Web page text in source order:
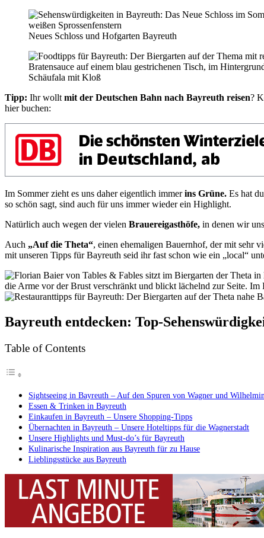
Neues Schloss und Hofgarten Bayreuth
Schäufala mit Kloß
Tipp: Ihr wollt mit der Deutschen Bahn nach Bayreuth reisen?
hier buchen:
Im Sommer zieht es uns daher eigentlich immerins Grüne. Es hat
so schön sagt, sind auch für uns immer wieder ein Highlight.
Natürlich auch wegen der vielen Brauereigasthöfe, in denen wir
Auch „Auf die Theta“, einen ehemaligen Bauernhof, der mit sehr
mit unseren Tipps für Bayreuth seid ihr fast schon wie ein „local“
Bayreuth entdecken: Top-
Table of Contents
Sightseeing in Bayreuth – Auf den Spuren von Wagner und
Essen & Trinken in Bayreuth
Einkaufen in Bayreuth – Unsere Shopping-Tipps
Übernachten in Bayreuth – Unsere Hoteltipps für die Wagnerstadt
Unsere Highlights und Must-do’s für Bayreuth
Kulinarische Inspiration aus Bayreuth für zu Hause
Lieblingsstücke aus Bayreuth